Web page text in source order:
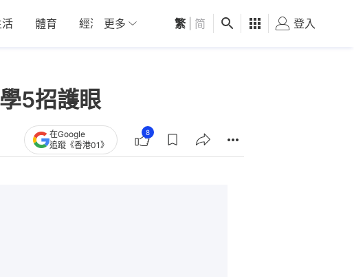
活 體育 經濟 01深圳 觀點 健康 好食玩飛
更多 繁 简 登入
5招護眼
在Google
追蹤《香港01》
8